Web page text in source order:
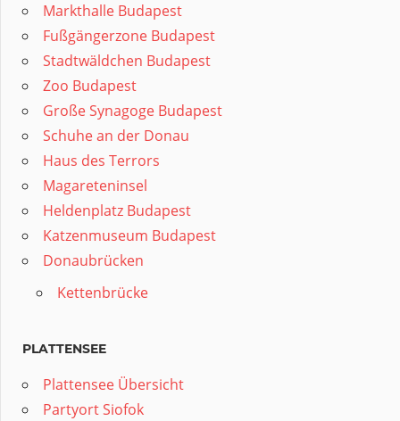
Markthalle Budapest
Fußgängerzone Budapest
Stadtwäldchen Budapest
Zoo Budapest
Große Synagoge Budapest
Schuhe an der Donau
Haus des Terrors
Magareteninsel
Heldenplatz Budapest
Katzenmuseum Budapest
Donaubrücken
Kettenbrücke
PLATTENSEE
Plattensee Übersicht
Partyort Siofok